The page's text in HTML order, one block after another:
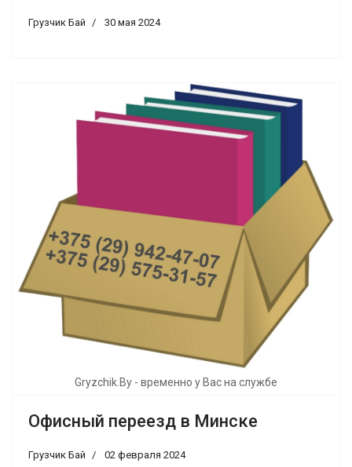
Грузчик Бай 30 мая 2024
Gryzchik.By - временно у Вас на службе
Офисный переезд в Минске
Грузчик Бай 02 февраля 2024